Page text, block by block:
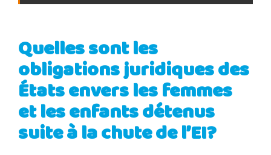
Quelles sont les
obligations juridiques des
États envers les femmes
et les enfants détenus
suite à la chute de l’EI?